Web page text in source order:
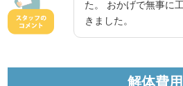
た。 おかげで無事に
きました。
解体費用